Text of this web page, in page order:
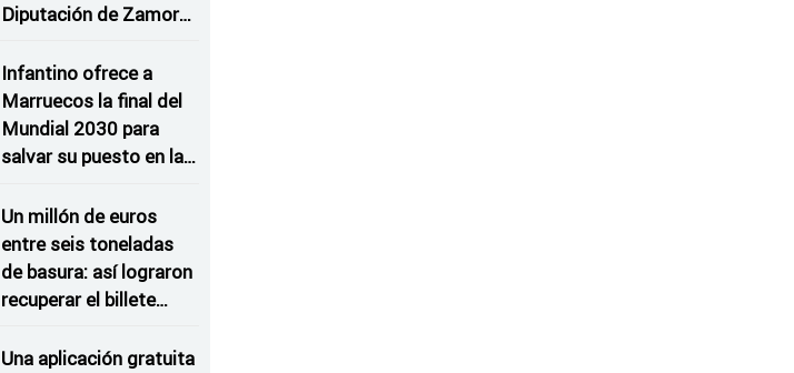
Diputación de Zamora
consultorios locales
Infantino ofrece a
Marruecos la final del
Mundial 2030 para
salvar su puesto en la
Times'
Un millón de euros
entre seis toneladas
de basura: así lograron
recuperar el billete
Una aplicación gratuita